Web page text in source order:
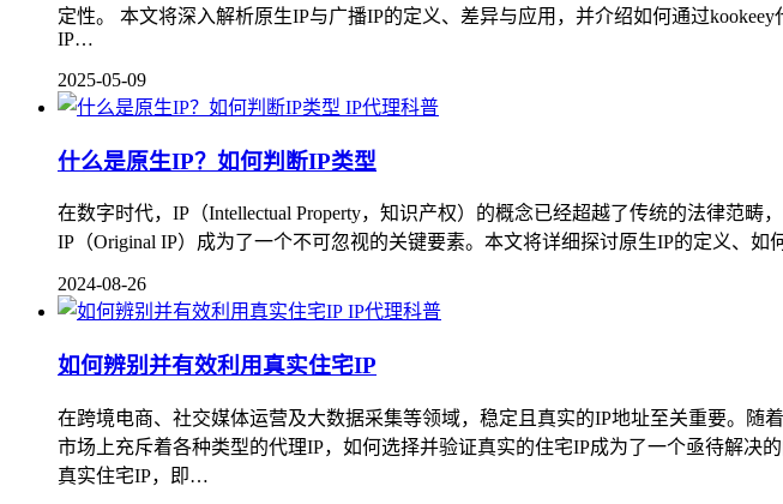
定性。 本文将深入解析原生IP与广播IP的定义、差异与应用，并介绍如何通过
IP…
2025-05-09
IP代理科普
什么是原生IP？如何判断IP类型
在数字时代，IP（Intellectual Property，知识产权）的概念已经超越了传统的法律范
IP（Original IP）成为了一个不可忽视的关键要素。本文将详细探讨原生IP的定义、
2024-08-26
IP代理科普
如何辨别并有效利用真实住宅IP
在跨境电商、社交媒体运营及大数据采集等领域，稳定且真实的IP地址至关重要。随
市场上充斥着各种类型的代理IP，如何选择并验证真实的住宅IP成为了一个亟待解决
真实住宅IP，即…